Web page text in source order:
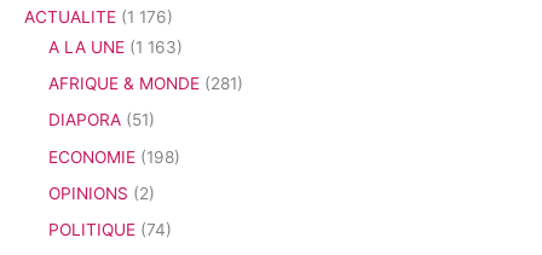
ACTUALITE (1 176)
A LA UNE (1 163)
AFRIQUE & MONDE (281)
DIAPORA (51)
ECONOMIE (198)
OPINIONS (2)
POLITIQUE (74)